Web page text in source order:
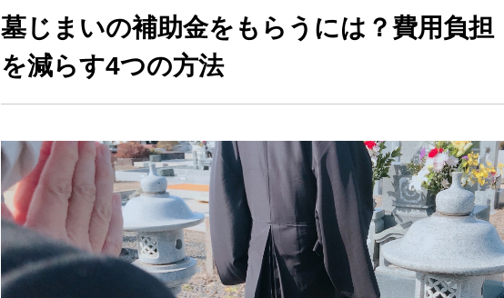
墓じまいの補助金をもらうには？費用負担
を減らす4つの方法